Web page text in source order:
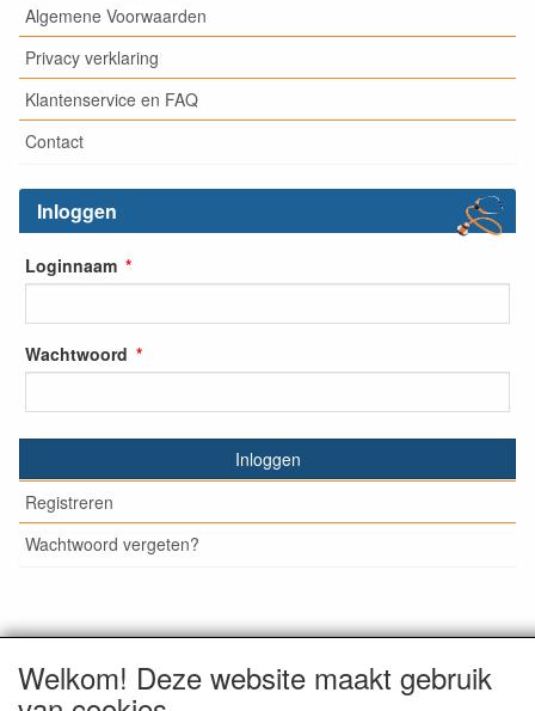
Algemene Voorwaarden
Privacy verklaring
Klantenservice en FAQ
Contact
Inloggen
Loginnaam
Wachtwoord
Inloggen
Registreren
Wachtwoord vergeten?
zijn inclusief BTW en exclusiefverzendkosten, tenzij anders
staat aangegeven.
Welkom! Deze website maakt gebruik